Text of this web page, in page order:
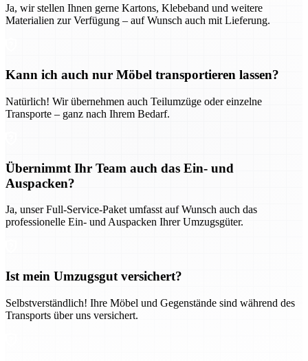
Ja, wir stellen Ihnen gerne Kartons, Klebeband und weitere
Materialien zur Verfügung – auf Wunsch auch mit Lieferung.
Kann ich auch nur Möbel transportieren lassen?
Natürlich! Wir übernehmen auch Teilumzüge oder einzelne
Transporte – ganz nach Ihrem Bedarf.
Übernimmt Ihr Team auch das Ein- und
Auspacken?
Ja, unser Full-Service-Paket umfasst auf Wunsch auch das
professionelle Ein- und Auspacken Ihrer Umzugsgüter.
Ist mein Umzugsgut versichert?
Selbstverständlich! Ihre Möbel und Gegenstände sind während des
Transports über uns versichert.